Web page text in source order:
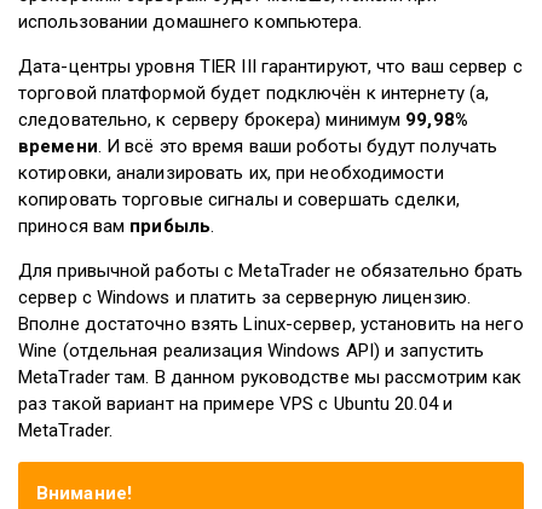
использовании домашнего компьютера.
Дата-центры уровня TIER III гарантируют, что ваш сервер с
торговой платформой будет подключён к интернету (а,
следовательно, к серверу брокера) минимум 99,98%
времени. И всё это время ваши роботы будут получать
котировки, анализировать их, при необходимости
копировать торговые сигналы и совершать сделки,
принося вам прибыль.
Для привычной работы с MetaTrader не обязательно брать
сервер с Windows и платить за серверную лицензию.
Вполне достаточно взять Linux-сервер, установить на него
Wine (отдельная реализация Windows API) и запустить
MetaTrader там. В данном руководстве мы рассмотрим как
раз такой вариант на примере VPS с Ubuntu 20.04 и
MetaTrader.
Внимание!